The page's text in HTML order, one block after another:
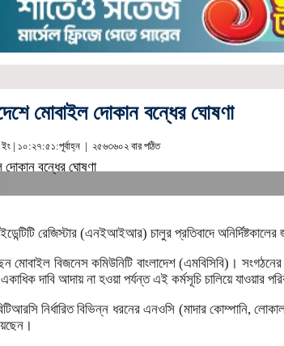
মোবাইল দোকান বন্ধের ঘোষণা
| ১০:২৭:৫১:পূর্বাহ্ন | ২৫৬৩৬০২ বার পঠিত
রেজিস্টার (এনইআইআর) চালুর প্রতিবাদে
মোবাইল বিজনেস কমিউনিটি বাংলাদেশ (এমবিসিবি)।
দাবি আদায় না হওয়া পর্যন্ত এই কর্মসূচি চালিয়ে যাওয়ার
নির্ধারিত বিভিন্ন ধরনের এনওসি (মাদার কোম্পানি,